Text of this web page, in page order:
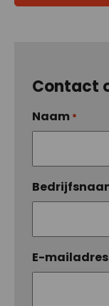
Contact
Naam *
E-mailadres